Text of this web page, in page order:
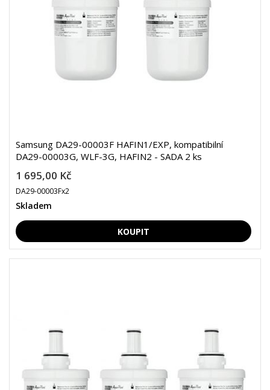
Samsung DA29-00003F HAFIN1/EXP, kompatibilní
DA29-00003G, WLF-3G, HAFIN2 - SADA 2 ks
1 695,00 Kč
DA29-00003Fx2
Skladem